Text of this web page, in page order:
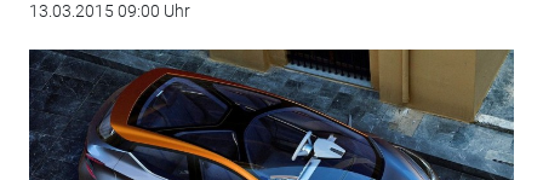
13.03.2015 09:00 Uhr